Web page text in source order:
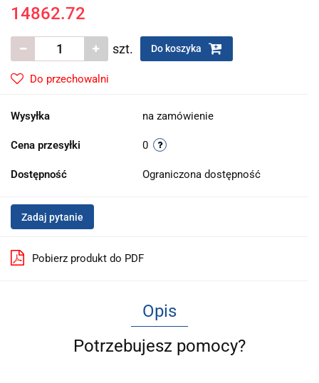
14862.72
szt. Do koszyka
Do przechowalni
Wysyłka na zamówienie
Cena przesyłki 0
Dostępność Ograniczona dostępność
Zadaj pytanie
Pobierz produkt do PDF
Opis
Potrzebujesz pomocy?